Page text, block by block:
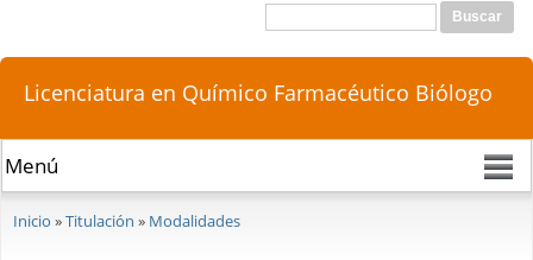
Formulario de búsqueda
Buscar
Licenciatura en Químico Farmacéutico Biólogo
Inicio »Titulación » Modalidades